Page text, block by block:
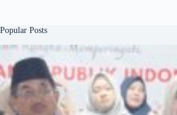
Popular Posts